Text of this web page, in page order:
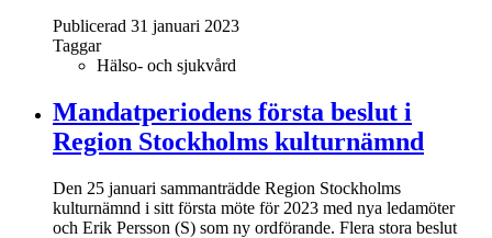
Publicerad 31 januari 2023
Taggar
Hälso- och sjukvård
Mandatperiodens första beslut i
Region Stockholms kulturnämnd
Den 25 januari sammanträdde Region Stockholms
kulturnämnd i sitt första möte för 2023 med nya ledamöter
och Erik Persson (S) som ny ordförande. Flera stora beslut